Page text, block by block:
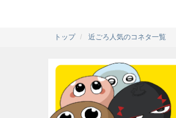
トップ 近ごろ人気のコネタ一覧